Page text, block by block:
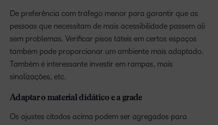
De preferência com tráfego menor para garantir que as
pessoas que necessitam de mais acessibilidade passem ali
sem problemas. Verificar pisos táteis em certos espaços
também pode proporcionar um ambiente mais adaptado.
Também é interessante investir em rampas, mais
sinalizações, etc.
Adaptar o material didático e a grade
Os ajustes citados acima podem ser agregados para